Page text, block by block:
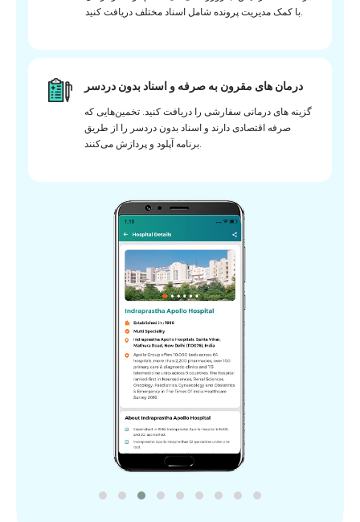
با کمک مدیریت پرونده شامل اسناد مختلف دریافت کنید.
درمان های مقرون به صرفه و اسناد بدون دردسر
گزینه های درمانی سفارشی را دریافت کنید. تخمین‌هایی که
صرفه اقتصادی دارند و اسناد بدون دردسر را از طریق
برنامه آپلود و پردازش می‌کنند.